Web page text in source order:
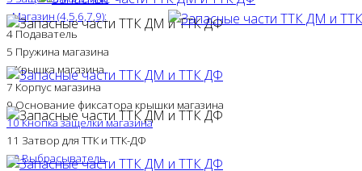
-Магазин (4,5,6,7,9):
4 Подаватель
5 Пружина магазина
6 Крышка магазина
7 Корпус магазина
9 Основание фиксатора крышки магазина
10 Кнопка защелки магазина
11 Затвор для ТТК и ТТК-ДФ
12 Выбрасыватель